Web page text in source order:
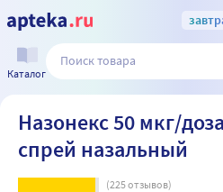
Каталог
Назонекс 50 мкг/
спрей назальный
(225отзывов)